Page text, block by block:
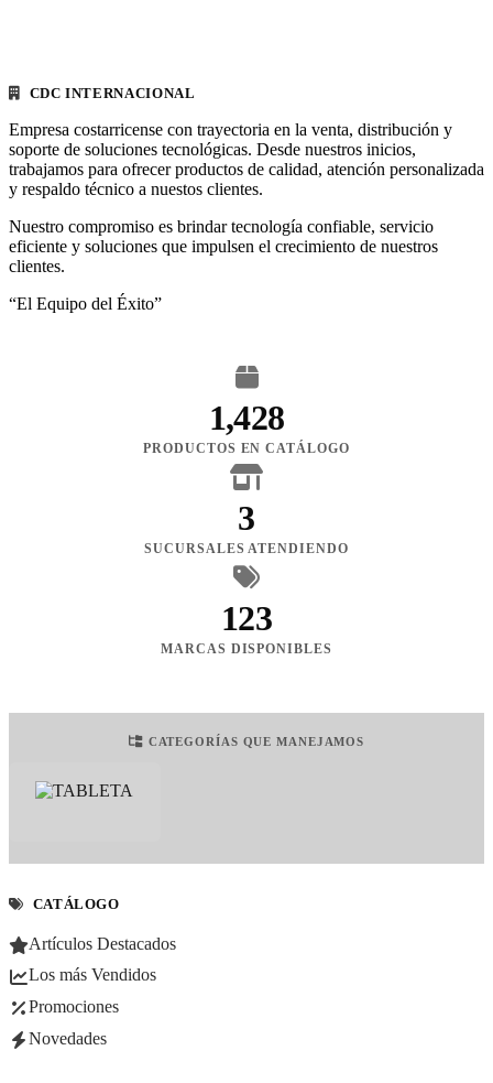
CDC INTERNACIONAL
Empresa costarricense con trayectoria en la venta, distribución y
soporte de soluciones tecnológicas. Desde nuestros inicios,
trabajamos para ofrecer productos de calidad, atención personalizada
y respaldo técnico a nuestos clientes.
Nuestro compromiso es brindar tecnología confiable, servicio
eficiente y soluciones que impulsen el crecimiento de nuestros
clientes.
“El Equipo del Éxito”
1,428
PRODUCTOS EN CATÁLOGO
3
SUCURSALES ATENDIENDO
123
MARCAS DISPONIBLES
CATEGORÍAS QUE MANEJAMOS
CATÁLOGO
Artículos Destacados
Los más Vendidos
Promociones
Novedades